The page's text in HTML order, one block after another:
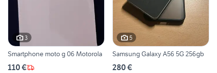
3
Smartphone moto g 06 Motorola
110 €
5
Samsung Galaxy A56 5G 256gb
280 €